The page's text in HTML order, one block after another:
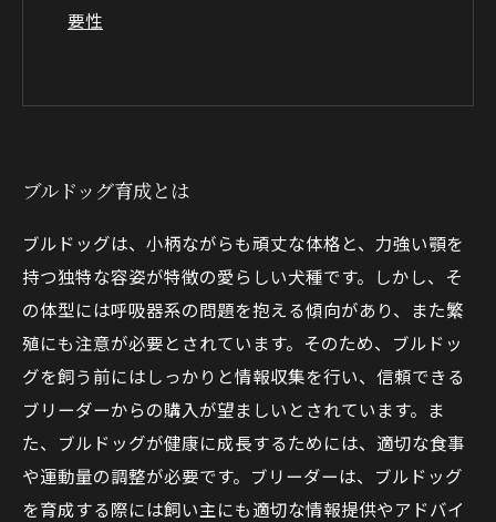
要性
ブルドッグ育成とは
ブルドッグは、小柄ながらも頑丈な体格と、力強い顎を
持つ独特な容姿が特徴の愛らしい犬種です。しかし、そ
の体型には呼吸器系の問題を抱える傾向があり、また繁
殖にも注意が必要とされています。そのため、ブルドッ
グを飼う前にはしっかりと情報収集を行い、信頼できる
ブリーダーからの購入が望ましいとされています。ま
た、ブルドッグが健康に成長するためには、適切な食事
や運動量の調整が必要です。ブリーダーは、ブルドッグ
を育成する際には飼い主にも適切な情報提供やアドバイ